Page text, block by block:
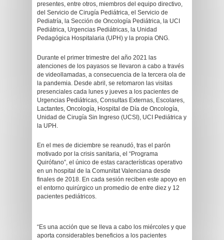
presentes, entre otros, miembros del equipo directivo,
del Servicio de Cirugía Pediátrica, el Servicio de
Pediatría, la Sección de Oncología Pediátrica, la UCI
Pediátrica, Urgencias Pediátricas, la Unidad
Pedagógica Hospitalaria (UPH) y la propia ONG.
Durante el primer trimestre del año 2021 las
atenciones de los payasos se llevaron a cabo a través
de videollamadas, a consecuencia de la tercera ola de
la pandemia. Desde abril, se retomaron las visitas
presenciales cada lunes y jueves a los pacientes de
Urgencias Pediátricas, Consultas Externas, Escolares,
Lactantes, Oncología, Hospital de Día de Oncología,
Unidad de Cirugía Sin Ingreso (UCSI), UCI Pediátrica y
la UPH.
En el mes de diciembre se reanudó, tras el parón
motivado por la crisis sanitaria, el “Programa
Quirófano”, el único de estas características operativo
en un hospital de la Comunitat Valenciana desde
finales de 2018. En cada sesión reciben este apoyo en
el entorno quirúrgico un promedio de entre diez y 12
pacientes pediátricos.
“Es una acción que se lleva a cabo los miércoles y que
aporta considerables beneficios a los pacientes